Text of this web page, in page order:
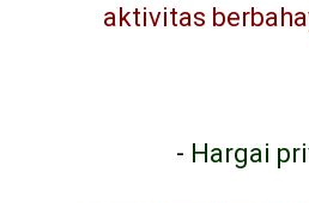
aktivitas
- Hargai